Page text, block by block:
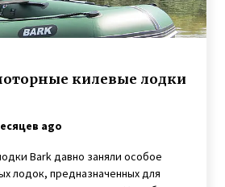
Паралимпийских игр Светлана
рассказала о любви, разводе с
ago
оружием — капитан дальнего
Геннадий Гаврилов провел пять
килевые лодки
ago
Bark давно заняли особое
лодок, предназначенных для